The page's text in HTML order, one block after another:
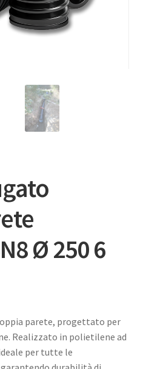
Ø 250 6
parete, progettato per
Realizzato in polietilene ad
per tutte le